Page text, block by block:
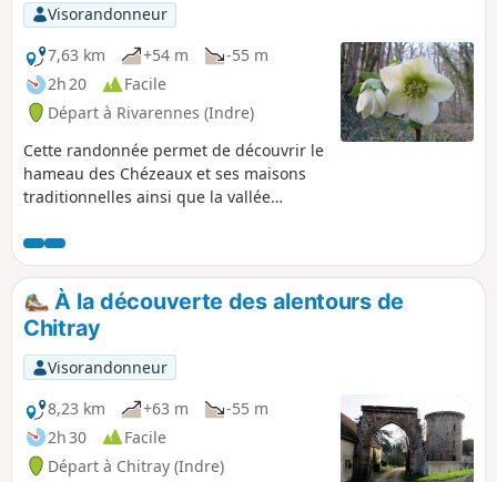
Visorandonneur
7,63 km
+54 m
-55 m
2h 20
Facile
Départ à Rivarennes (Indre)
Cette randonnée permet de découvrir le
hameau des Chézeaux et ses maisons
traditionnelles ainsi que la vallée
de la Côte des Nobles.
À la découverte des alentours de
Chitray
Visorandonneur
8,23 km
+63 m
-55 m
2h 30
Facile
Départ à Chitray (Indre)